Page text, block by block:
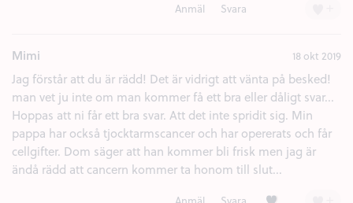
Anmäl Svara
Mimi 18 okt 2019
Jag förstår att du är rädd! Det är vidrigt att vänta på besked!
man vet ju inte om man kommer få ett bra eller dåligt svar...
Hoppas att ni får ett bra svar. Att det inte spridit sig. Min
pappa har också tjocktarmscancer och har opererats och får
cellgifter. Dom säger att han kommer bli frisk men jag är
ändå rädd att cancern kommer ta honom till slut...
Kärlek (1)